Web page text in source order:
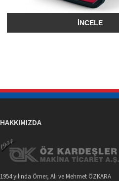
İNCELE
HAKKIMIZDA
1954 yılında Ömer, Ali ve Mehmet ÖZKARA